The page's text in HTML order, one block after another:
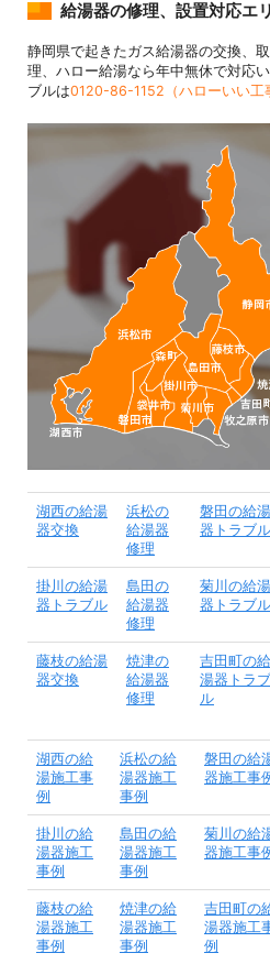
給湯器の修理、設置対応エ
静岡県で起きたガス給湯器の交換、
理、ハロー給湯なら年中無休で対応
ブルは0120-86-1152（ハローいい工
湖西の給湯
器交換
浜松の
給湯器
修理
磐田の給湯
器トラブル
掛川の給湯
器トラブル
島田の
給湯器
修理
菊川の給湯
器トラブル
藤枝の給湯
器交換
焼津の
給湯器
修理
吉田町の給
湯器トラブ
ル
湖西の給
湯施工事
例
浜松の給
湯器施工
事例
磐田の給
器施工事
掛川の給
湯器施工
事例
島田の給
湯器施工
事例
菊川の給
器施工事
藤枝の給
湯器施工
事例
焼津の給
湯器施工
事例
吉田町の
湯器施工
例